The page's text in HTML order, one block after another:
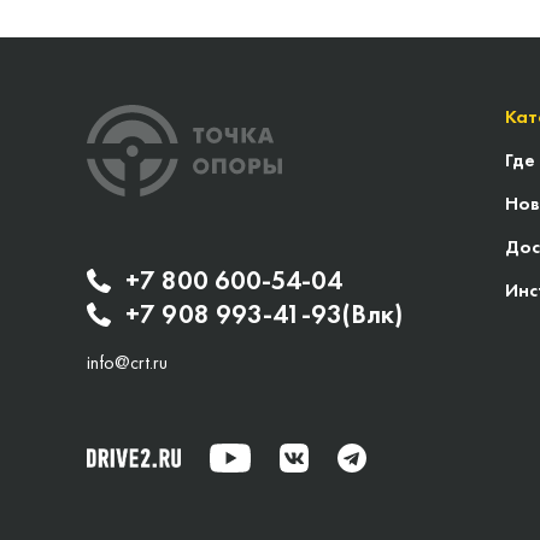
+7 800 600-54-04
+7 908 993-41-93(Влк)
info@crt.ru